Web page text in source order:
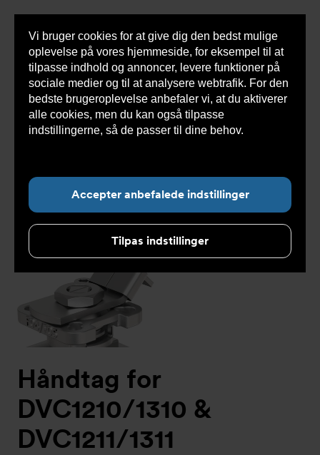
Vi bruger cookies for at give dig den bedst mulige
oplevelse på vores hjemmeside, for eksempel til at
tilpasse indhold og annoncer, levere funktioner på
sociale medier og til at analysere webtrafik. For den
bedste brugeroplevelse anbefaler vi, at du aktiverer
alle cookies, men du kan også tilpasse
indstillingerne, så de passer til dine behov.
Accepter anbefalede indstillinger
Tilpas indstillinger
Du
her:
Armatec > Produkter > Ventiler >
Reservedele og
tilbehør ventiler
> Øvrigt >
Håndtag for DVC1210/1310
& DVC1211/1311
Håndtag for
DVC1210/1310 &
DVC1211/1311